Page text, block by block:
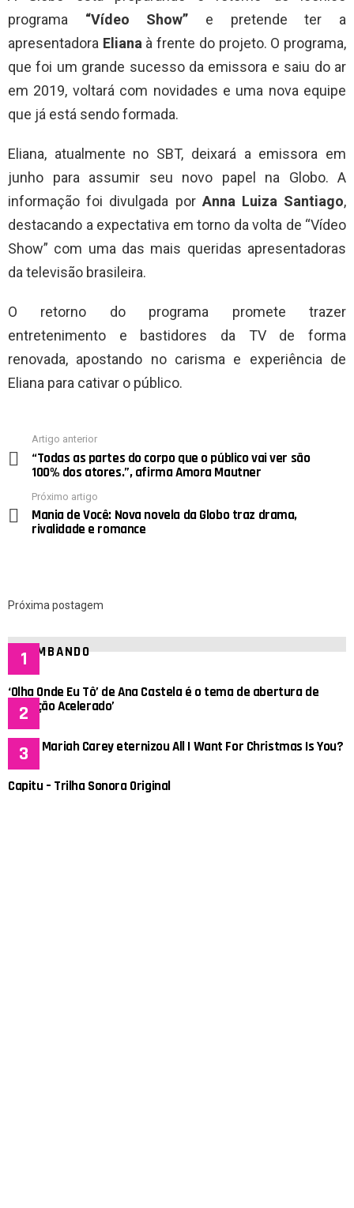
programa “Vídeo Show” e pretende ter a
apresentadora Eliana à frente do projeto. O programa,
que foi um grande sucesso da emissora e saiu do ar
em 2019, voltará com novidades e uma nova equipe
que já está sendo formada.
Eliana, atualmente no SBT, deixará a emissora em
junho para assumir seu novo papel na Globo. A
informação foi divulgada por Anna Luiza Santiago,
destacando a expectativa em torno da volta de “Vídeo
Show” com uma das mais queridas apresentadoras
da televisão brasileira.
O retorno do programa promete trazer
entretenimento e bastidores da TV de forma
renovada, apostando no carisma e experiência de
Eliana para cativar o público.
more
Artigo anterior
“Todas as partes do corpo que o público vai ver são
100% dos atores.”, afirma Amora Mautner
Próximo artigo
Mania de Você: Nova novela da Globo traz drama,
rivalidade e romance
Próxima postagem
BOMBANDO
‘Olha Onde Eu Tô’ de Ana Castela é o tema de abertura de
‘Coração Acelerado’
Como Mariah Carey eternizou All I Want For Christmas Is You?
Capitu – Trilha Sonora Original